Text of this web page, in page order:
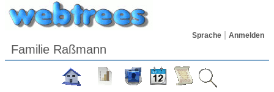
Sprache Anmelden
Familie Raßmann